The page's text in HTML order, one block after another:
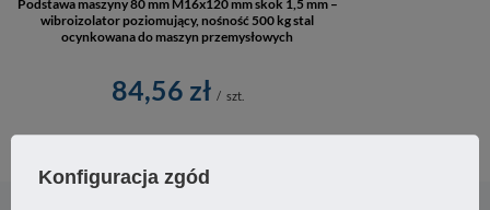
Podstawa maszyny 80 mm M16x120 mm skok 1,5 mm –
wibroizolator poziomujący, nośność 500 kg stal
ocynkowana do maszyn przemysłowych
84,56 zł / szt.
Potrzebujesz pomocy? Masz pytania?
Konfiguracja zgód